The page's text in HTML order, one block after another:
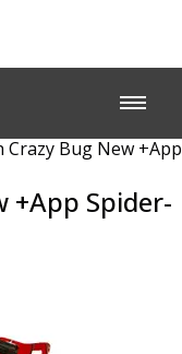
Crazy Bug New +App
+App Spider-